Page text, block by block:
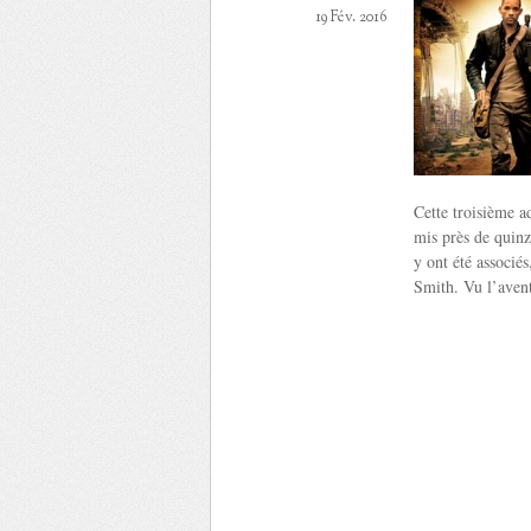
19 Fév. 2016
Cette troisième
mis près de
y ont été
Smith. Vu